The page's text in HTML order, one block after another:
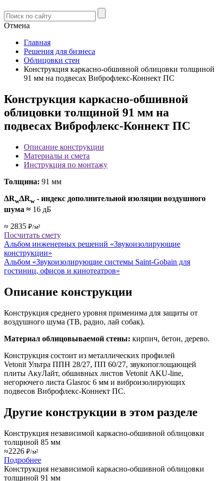
Отмена
Главная
Решения для бизнеса
Облицовки стен
Конструкция каркасно-обшивной облицовки толщиной
91 мм на подвесах Виброфлекс-Коннект ПС
Конструкция каркасно-обшивной
облицовки толщиной 91 мм на
подвесах Виброфлекс-Коннект ПС
Описание конструкции
Материалы и смета
Инструкция по монтажу
Толщина: 91 мм
ΔRwΔRw- индекс дополнительной изоляции воздушного
шума ≈ 16 дБ
≈ 2835 ₽/м²
Посчитать смету
Альбом инженерных решений «Звукоизолирующие
конструкции»
Альбом «Звукоизолирующие системы Saint-Gobain для
гостиниц, офисов и кинотеатров»
Описание конструкции
Конструкция среднего уровня применима для защиты от
воздушного шума (ТВ, радио, лай собак).
Материал облицовываемой стены: кирпич, бетон, дерево.
Конструкция состоит из металлических профилей
Vetonit Ультра ППН 28/27, ПП 60/27, звукопоглощающей
плиты АкуЛайт, обшивных листов Vetonit AKU-line,
негорючего листа Glasroc 6 мм и виброизолирующих
подвесов Виброфлекс-Коннект ПС.
Другие конструкции в этом разделе
Конструкция независимой каркасно-обшивной облицовки
толщиной 85 мм
≈2226 ₽/м²
Подробнее
Конструкция независимой каркасно-обшивной облицовки
толщиной 91 мм